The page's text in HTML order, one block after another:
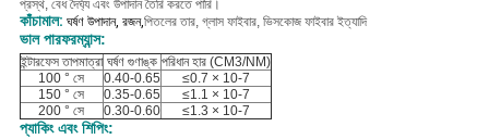
প্রস্থ, বেধ দৈর্ঘ্য এবং উপাদান তৈরি করতে পারি।
কাঁচামাল: ঘর্ষণ উপাদান, রজন,পিতলের তার, গ্লাস ফাইবার, ভিসকোজ ফাইবার ইত্যাদি
ভাল পারফরম্যান্স:
ইন্টারফেস তাপমাত্রা ঘর্ষণ গুণাঙ্ক পরিধান হার (CM3/NM)
100 ° সে
0.40-0.65
≤0.7 × 10-7
150 ° সে
0.35-0.65
≤1.1 × 10-7
200 ° সে
0.30-0.60 ≤1.3 × 10-7
প্যাকিং এবং শিপিং: